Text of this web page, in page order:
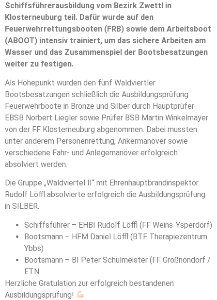
Schiffsführerausbildung vom Bezirk Zwettl in
Klosterneuburg teil. Dafür wurde auf den
Feuerwehrrettungsbooten (FRB) sowie dem Arbeitsboot
(ABOOT) intensiv trainiert, um das sichere Arbeiten am
Wasser und das Zusammenspiel der Bootsbesatzungen
weiter zu festigen.
Als Höhepunkt wurden den fünf Waldviertler
Bootsbesatzungen schließlich die Ausbildungsprüfung
Feuerwehrboote in Bronze und Silber durch Hauptprüfer
EBSB Norbert Liegler sowie Prüfer BSB Martin Winkelmayer
von der FF Klosterneuburg abgenommen. Dabei mussten
unter anderem Personenrettung, Ankermanöver sowie
verschiedene Fahr- und Anlegemanöver erfolgreich
absolviert werden.
Die Gruppe „Waldviertel II“ mit Ehrenhauptbrandinspektor
Rudolf Löffl absolvierte erfolgreich die Ausbildungsprüfung
in SILBER.
Schiffsführer – EHBI Rudolf Löffl (FF Weins-Ysperdorf)
Bootsmann – HFM Daniel Löffl (BTF Therapiezentrum
Ybbs)
Bootsmann – BI Peter Schulmeister (FF Großnondorf /
ETN
Herzliche Gratulation zur erfolgreich bestandenen
Ausbildungsprüfung!